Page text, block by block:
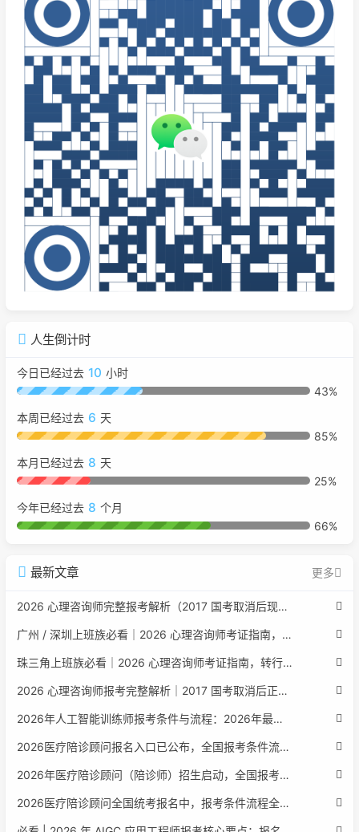
人生倒计时
今日已经过去 10 小时
43%
本周已经过去 6 天
85%
本月已经过去 8 天
25%
今年已经过去 8 个月
66%
最新文章 更多
2026 心理咨询师完整报考解析（2017 国考取消后现行权威体系 + 避坑全指南）
广州 / 深圳上班族必看｜2026 心理咨询师考证指南，转行副业、情绪疏导双收益
珠三角上班族必看｜2026 心理咨询师考证指南，转行副业、情绪疏导双收益
2026 心理咨询师报考完整解析｜2017 国考取消后正规报考标准、流程避坑指南
2026年人工智能训练师报考条件与流程：2026年最新官方要求全面解读
2026医疗陪诊顾问报名入口已公布，全国报考条件流程政策全解析
2026年医疗陪诊顾问（陪诊师）招生启动，全国报考指南附报名官网
2026医疗陪诊顾问全国统考报名中，报考条件流程全攻略附报名入口